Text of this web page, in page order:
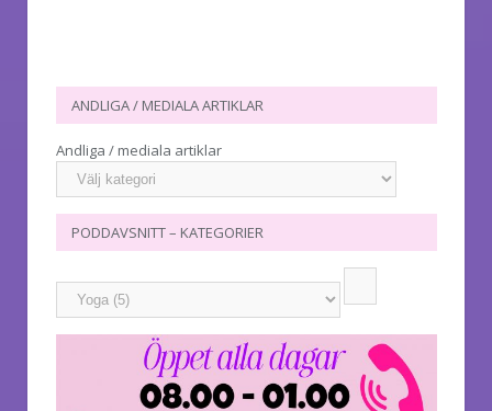
ANDLIGA / MEDIALA ARTIKLAR
Andliga / mediala artiklar
PODDAVSNITT – KATEGORIER